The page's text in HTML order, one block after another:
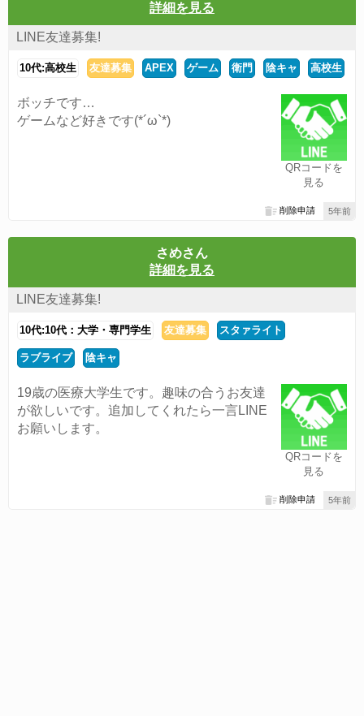
詳細を見る
LINE友達募集!
10代:高校生 友達募集 APEX ゲーム 衛門 陰キャ 高校生
QRコードを
見る
ボッチです…
ゲームなど好きです(*´ω`*)
5年前
削除申請
さめさん
詳細を見る
LINE友達募集!
10代:10代：大学・専門学生 友達募集 スタァライト
ラブライブ 陰キャ
QRコードを
見る
19歳の医療大学生です。趣味の合うお友達
が欲しいです。追加してくれたら一言LINE
お願いします。
5年前
削除申請